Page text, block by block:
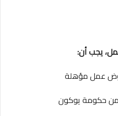
يجب أن:
عمل مؤهلة
حكومة يوكون